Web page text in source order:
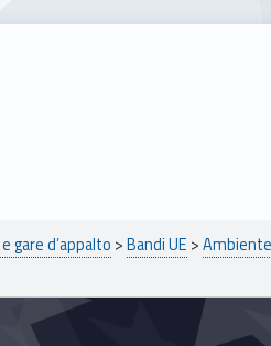
gare d’appalto >Bandi UE >